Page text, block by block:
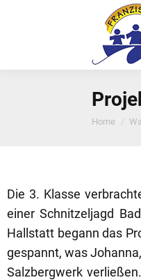
You are
Home
Die 3. Klasse
einer Schnitzeljagd
Hallstatt begann das
gespannt, was
Salzbergwerk